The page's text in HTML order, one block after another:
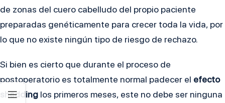
de zonas del cuero cabelludo del propio paciente
preparadas genéticamente para crecer toda la vida, por
lo que no existe ningún tipo de riesgo de rechazo.
Si bien es cierto que durante el proceso de
postoperatorio es totalmente normal padecer el efecto
shedding los primeros meses, este no debe ser ninguna